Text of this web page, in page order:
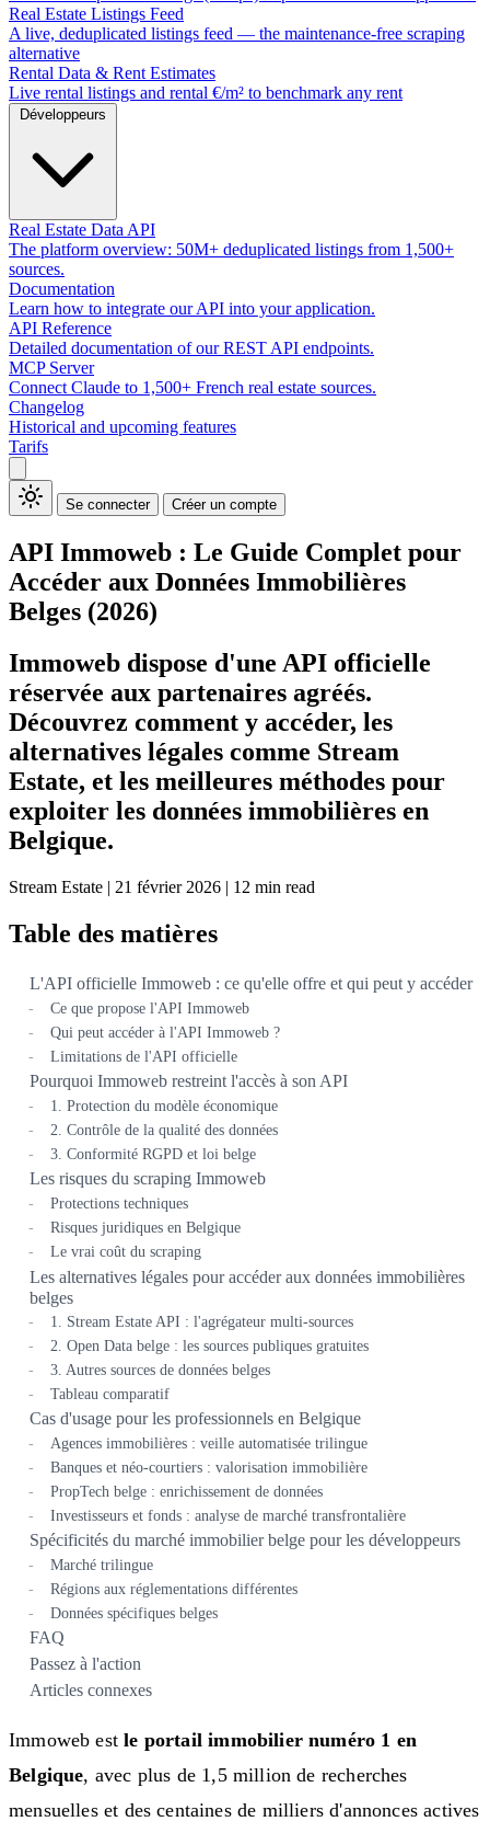
Real Estate Listings Feed
A live, deduplicated listings feed — the maintenance-free scraping
alternative
Rental Data & Rent Estimates
Live rental listings and rental €/m² to benchmark any rent
Développeurs
Real Estate Data API
The platform overview: 50M+ deduplicated listings from 1,500+
sources.
Documentation
Learn how to integrate our API into your application.
API Reference
Detailed documentation of our REST API endpoints.
MCP Server
Connect Claude to 1,500+ French real estate sources.
Changelog
Historical and upcoming features
Tarifs
Se connecter Créer un compte
API Immoweb : Le Guide Complet pour
Accéder aux Données Immobilières
Belges (2026)
Immoweb dispose d'une API officielle
réservée aux partenaires agréés.
Découvrez comment y accéder, les
alternatives légales comme Stream
Estate, et les meilleures méthodes pour
exploiter les données immobilières en
Belgique.
Stream Estate | 21 février 2026 | 12 min read
Table des matières
L'API officielle Immoweb : ce qu'elle offre et qui peut y accéder
Ce que propose l'API Immoweb
Qui peut accéder à l'API Immoweb ?
Limitations de l'API officielle
Pourquoi Immoweb restreint l'accès à son API
1. Protection du modèle économique
2. Contrôle de la qualité des données
3. Conformité RGPD et loi belge
Les risques du scraping Immoweb
Protections techniques
Risques juridiques en Belgique
Le vrai coût du scraping
Les alternatives légales pour accéder aux données immobilières
belges
1. Stream Estate API : l'agrégateur multi-sources
2. Open Data belge : les sources publiques gratuites
3. Autres sources de données belges
Tableau comparatif
Cas d'usage pour les professionnels en Belgique
Agences immobilières : veille automatisée trilingue
Banques et néo-courtiers : valorisation immobilière
PropTech belge : enrichissement de données
Investisseurs et fonds : analyse de marché transfrontalière
Spécificités du marché immobilier belge pour les développeurs
Marché trilingue
Régions aux réglementations différentes
Données spécifiques belges
FAQ
Passez à l'action
Articles connexes
Immoweb estle portail immobilier numéro 1 en
Belgique, avec plus de 1,5 million de recherches
mensuelles et des centaines de milliers d'annonces actives